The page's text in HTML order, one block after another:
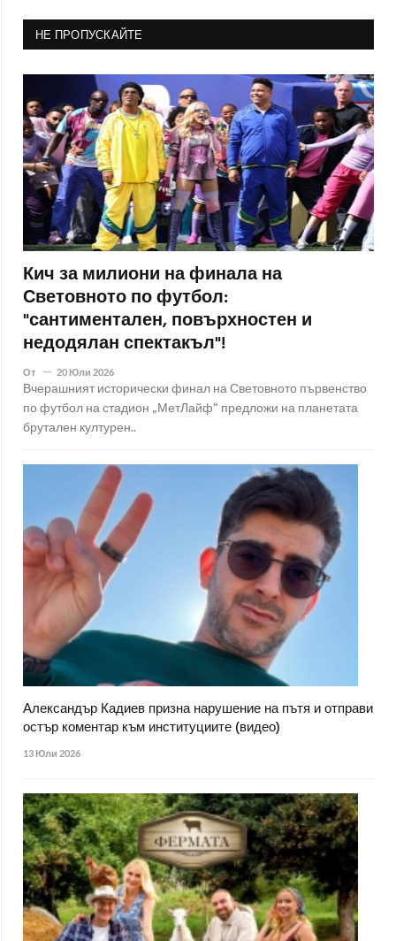
НЕ ПРОПУСКАЙТЕ
Кич за милиони на финала на
Световното по футбол:
"сантиментален, повърхностен и
недодялан спектакъл"!
От 20 Юли 2026
Вчерашният исторически финал на Световното първенство
по футбол на стадион „МетЛайф“ предложи на планетата
брутален културен..
Александър Кадиев призна нарушение на пътя и отправи
остър коментар към институциите (видео)
13 Юли 2026